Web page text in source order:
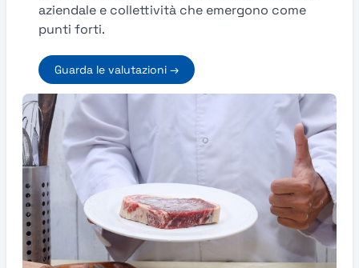
aziendale e collettività che emergono come
punti forti.
Guarda le valutazioni →